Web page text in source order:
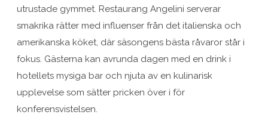
utrustade gymmet. Restaurang Angelini serverar
smakrika rätter med influenser från det italienska och
amerikanska köket, där säsongens bästa råvaror står i
fokus. Gästerna kan avrunda dagen med en drink i
hotellets mysiga bar och njuta av en kulinarisk
upplevelse som sätter pricken över i för
konferensvistelsen.